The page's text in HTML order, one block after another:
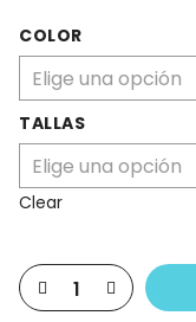
COLOR
TALLAS
Clear